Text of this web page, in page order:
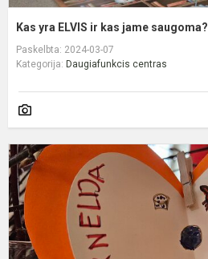
Kas yra ELVIS ir kas jame saugoma?
Paskelbta: 2024-03-07
Kategorija: Daugiafunkcis centras